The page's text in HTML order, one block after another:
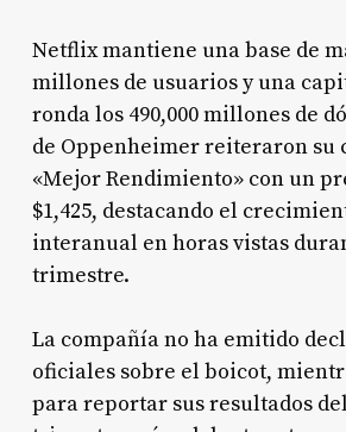
Netflix mantiene una base de
millones de usuarios y una
ronda los 490,000 millones de
de Oppenheimer reiteraron su
«Mejor Rendimiento» con un
$1,425, destacando el
interanual en horas vistas
trimestre.
La compañía no ha emitido
oficiales sobre el boicot,
para reportar sus resultados